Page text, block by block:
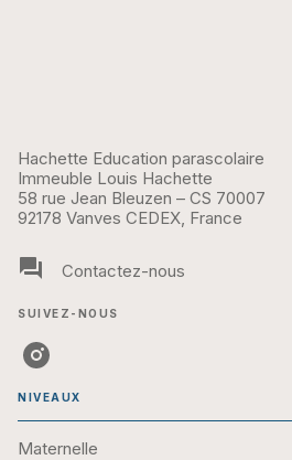
Hachette Education parascolaire
Immeuble Louis Hachette
58 rue Jean Bleuzen – CS 70007
92178 Vanves CEDEX, France
question_answer Contactez-nous
SUIVEZ-NOUS
NIVEAUX
Maternelle